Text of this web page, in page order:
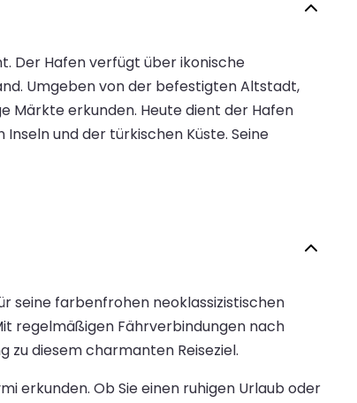
Der Hafen verfügt über ikonische
Umgeben von der befestigten Altstadt,
Märkte erkunden. Heute dient der Hafen
und der türkischen Küste. Seine
seine farbenfrohen neoklassizistischen
regelmäßigen Fährverbindungen nach
zu diesem charmanten Reiseziel.
erkunden. Ob Sie einen ruhigen Urlaub oder